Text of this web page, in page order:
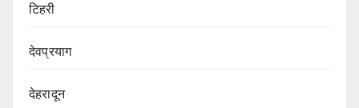
टिहरी
देवप्रयाग
देहरादून